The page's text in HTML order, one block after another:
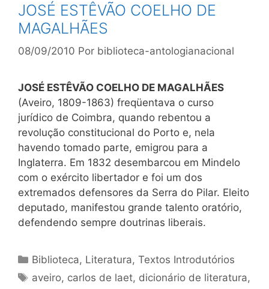
JOSÉ ESTÊVÃO COELHO DE
MAGALHÃES
08/09/2010 Por biblioteca-antologianacional
JOSÉ ESTÊVÃO COELHO DE MAGALHÃES
(Aveiro, 1809-1863) freqüentava o curso
jurídico de Coimbra, quando rebentou a
revolução constitucional do Porto e, nela
havendo tomado parte, emigrou para a
Inglaterra. Em 1832 desembarcou em Mindelo
com o exército libertador e foi um dos
extremados defensores da Serra do Pilar. Eleito
deputado, manifestou grande talento oratório,
defendendo sempre doutrinas liberais.
Categorias
Biblioteca, Literatura,Textos Introdutórios
Tags
aveiro, carlos de laet, dicionário de literatura,